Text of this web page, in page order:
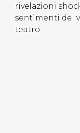
rivelazioni
sentimenti del
teatro.